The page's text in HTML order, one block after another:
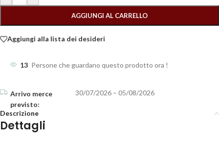
AGGIUNGI AL CARRELLO
Aggiungi alla lista dei desideri
13 Persone che guardano questo prodotto ora !
30/07/2026 – 05/08/2026
Descrizione
Dettagli